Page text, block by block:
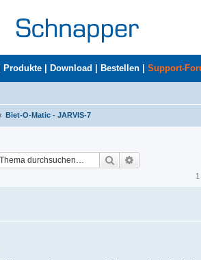
Produkte Download Bestellen Support-
Biet-O-Matic - JARVIS-7
Suche